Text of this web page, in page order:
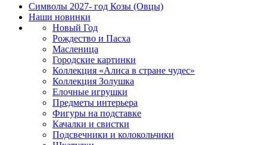
Символы 2027- год Козы (Овцы)
Наши новинки
Новый Год
Рождество и Пасха
Масленица
Городские картинки
Коллекция «Алиса в стране чудес»
Коллекция Золушка
Елочные игрушки
Предметы интерьера
Фигуры на подставке
Качалки и свистки
Подсвечники и колокольчики